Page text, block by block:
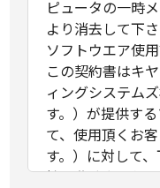
ピュータの一時
より消去して下さ
ソフトウエア使
この契約書はキ
ィングシステム
す。）が提供す
て、使用頂くお
す。）に対して
性、非独占の使